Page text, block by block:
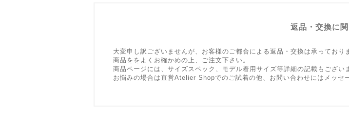
返品・交換に
大変申し訳ございませんが、お客様のご都合による返品・交換は承っており
商品ををよくお確かめの上、ご注文下さい。
商品ページには、サイズスペック、モデル着用サイズ等詳細の記載もござい
お悩みの場合は直営Atelier Shopでのご試着の他、お問い合わせにはメッセ